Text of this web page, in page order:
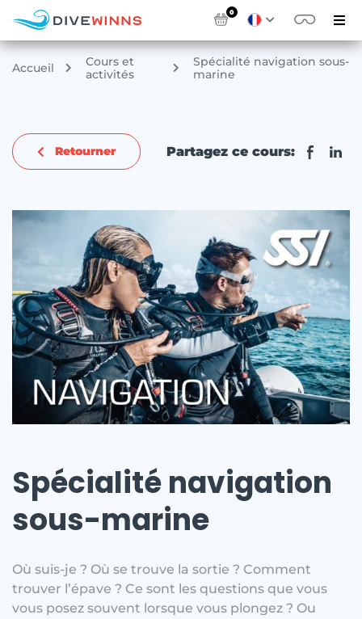
0
Accueil
Cours et
activités
Spécialité navigation sous-
marine
Retourner Partagez ce cours:
Spécialité navigation
sous-marine
Où suis-je ? Où se trouve la sortie ? Comment
trouver l’épave ? Ce sont les questions que vous
vous posez souvent lorsque vous plongez ? Ou